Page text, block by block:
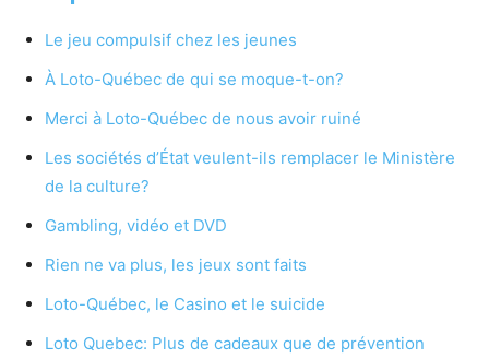
Le jeu compulsif chez les jeunes
À Loto-Québec de qui se moque-t-on?
Merci à Loto-Québec de nous avoir ruiné
Les sociétés d’État veulent-ils remplacer le Ministère
de la culture?
Gambling, vidéo et DVD
Rien ne va plus, les jeux sont faits
Loto-Québec, le Casino et le suicide
Loto Quebec: Plus de cadeaux que de prévention